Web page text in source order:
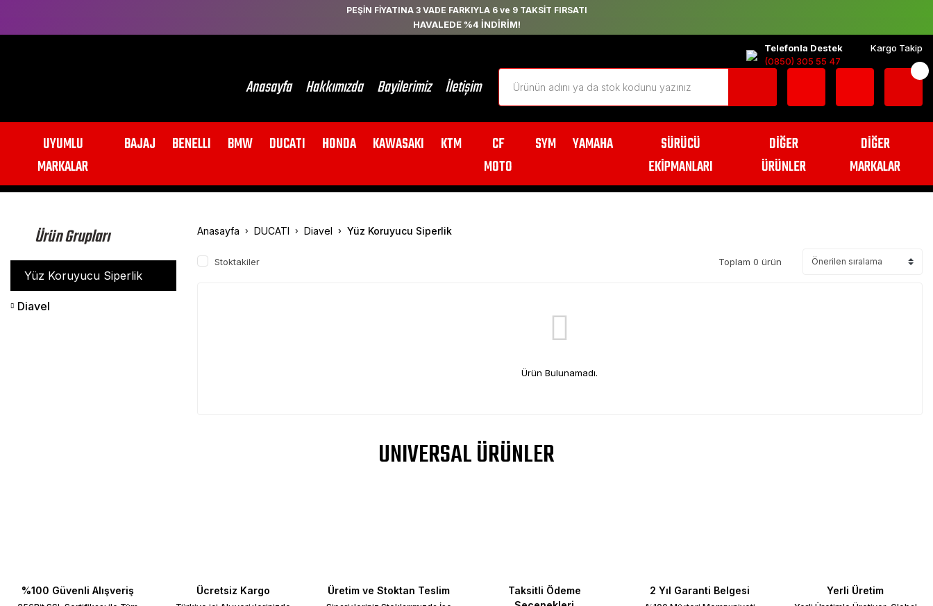
PEŞİN FİYATINA 3 VADE FARKIYLA 6 ve 9 TAKSİT FIRSATI
HAVALEDE %4 İNDİRİM!
Telefonla Destek
(0850) 305 55 47
Kargo Takip
Anasayfa Hakkımızda Bayilerimiz İletişim
UYUMLU
MARKALAR
BAJAJ BENELLI BMW DUCATI HONDA KAWASAKI KTM
CF
MOTO
SYM YAMAHA
SÜRÜCÜ
EKİPMANLARI
DİĞER
ÜRÜNLER
DİĞER
MARKALAR
Ürün Grupları
Yüz Koruyucu Siperlik
Diavel
Anasayfa DUCATI Diavel Yüz Koruyucu Siperlik
Stoktakiler Toplam 0 ürün
Ürün Bulunamadı.
UNIVERSAL ÜRÜNLER
%100 Güvenli Alışveriş Ücretsiz Kargo Üretim ve Stoktan Teslim
Taksitli Ödeme
2 Yıl Garanti Belgesi Yerli Üretim